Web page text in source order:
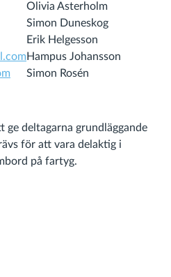
Olivia Asterholm
Simon Duneskog
Erik Helgesson
Hampus Johansson
Simon Rosén
ge deltagarna grundläggande
för att vara delaktig i
på fartyg.